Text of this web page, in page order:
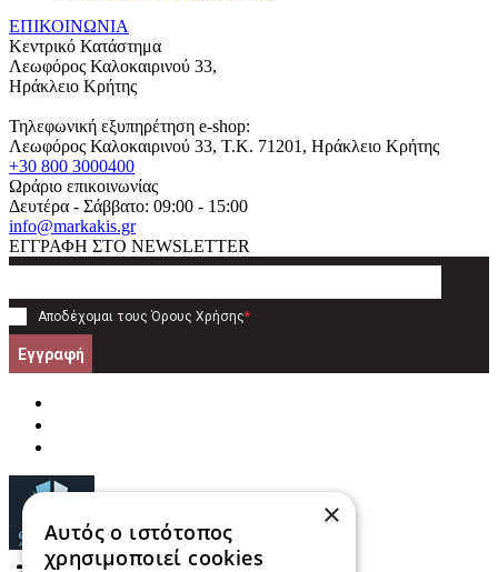
ΕΠΙΚΟΙΝΩΝΙΑ
Κεντρικό Κατάστημα
Λεωφόρος Καλοκαιρινού 33,
Ηράκλειο Κρήτης
Τηλεφωνική εξυπηρέτηση e-shop:
Λεωφόρος Καλοκαιρινού 33, T.K. 71201, Ηράκλειο Κρήτης
+30 800 3000400
Ωράριο επικοινωνίας
Δευτέρα - Σάββατο: 09:00 - 15:00
info@markakis.gr
ΕΓΓΡΑΦΗ ΣΤΟ NEWSLETTER
Αποδέχομαι τους Όρους Χρήσης*
Εγγραφή
×
Αυτός ο ιστότοπος
χρησιμοποιεί cookies